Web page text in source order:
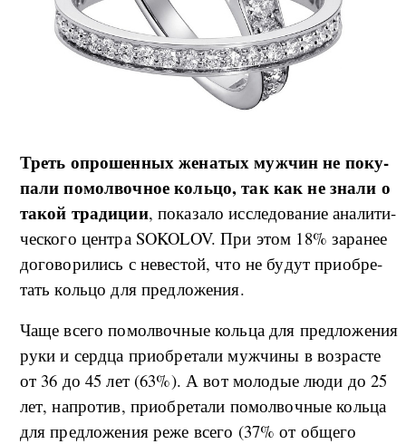
Треть опро­шен­ных же­на­тых му­ж­чин не по­ку­
па­ли по­мол­воч­ное коль­цо, так как не зна­ли о
та­кой тра­ди­ции, по­ка­за­ло ис­сле­до­ва­ние ана­ли­ти­
че­ско­го цен­т­ра SOKOLOV. При этом 18% за­ра­нее
до­го­во­ри­лись с не­ве­стой, что не бу­дут при­об­ре­
тать коль­цо для пред­ло­же­ния.
Ча­ще все­го по­мол­воч­ные коль­ца для пред­ло­же­ния
ру­ки и сер­д­ца при­об­ре­та­ли му­ж­чи­ны в воз­ра­сте
от 36 до 45 лет (63%). А вот мо­ло­дые лю­ди до 25
лет, на­про­тив, при­об­ре­та­ли по­мол­воч­ные коль­ца
для пред­ло­же­ния ре­же все­го (37% от об­ще­го